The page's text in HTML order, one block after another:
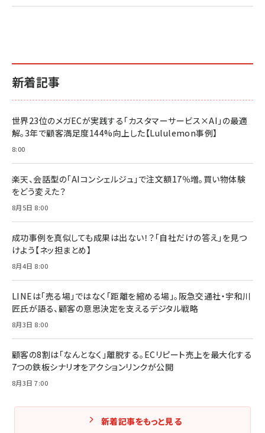
2億円を売り上げたプロが教える note×AI 最強の
小さな会社は戦略が9割
￥1,815
る時代の成長戦略
￥2,420
￥2,200
anan(アンアン)2026/07/01号 No.2501[魅せる
anan(アンアン)2026/06/24号 No.2500増刊
anan(アンアン)2026/07/08号 No.2502[2026
年後半、あなたの恋と運命／山田涼介]
ママ投資家が育休中に１億貯めた株式投資
組織の成果を最大化する ルールのデザイン
￥1,980
Amazonランキングをもっと見る
ベインキャピタル 企業価値向上力の秘密
ルな本質」
￥2,750
新着記事
世界23位のメガECが実践する「カスタマーサービス×AI」の最適
解。3年で顧客満足度144%向上した【Lululemon事例】
8:00
楽天、会話型の「AIコンシェルジュ」で注文額17％増。買い物体験
をどう変えた？
8月5日 8:00
成功事例を真似しても成果は出ない！？「自社だけの答え」を見つ
けよう【ネッ担まとめ】
8月4日 8:00
LINEは「売る場」ではなく「距離を縮める場」。阪急交通社・宇和川
匠氏が語る、顧客の意思決定を支えるデジタル戦略
8月3日 8:00
顧客の8割は「なんとなく」離脱する。ECリピート売上を最大化する
7つの鉄板シナリオをアクションリンクが公開
8月3日 7:00
新着記事をもっと見る